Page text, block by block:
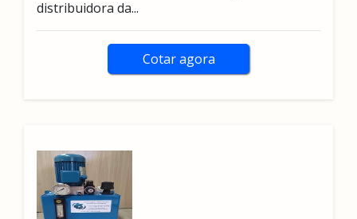
distribuidora da...
Cotar agora